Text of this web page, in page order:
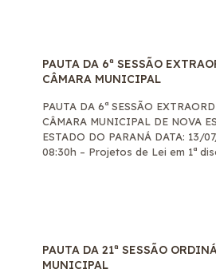
PAUTA DA 6ª SESSÃO
CÂMARA MUNICIPAL
PAUTA DA 6ª SESSÃO
CÂMARA MUNICIPAL DE NOVA
ESTADO DO PARANÁ DATA: 13/
08:30h – Projetos de Lei em 1ª
PAUTA DA 21ª SESSÃO
MUNICIPAL